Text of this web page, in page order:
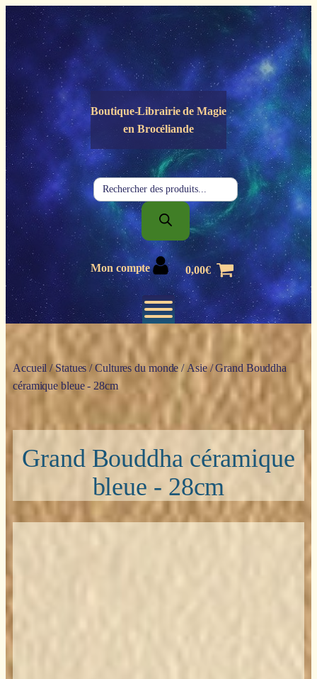
Panneau de gestion des cookies
Boutique-Librairie deMagie
en Brocéliande
Recherche
de
produits
Mon compte 0,00€
Accueil /Statues /Cultures du monde / Asie/ Grand Bouddha
céramique bleue - 28cm
Grand Bouddha céramique
bleue - 28cm